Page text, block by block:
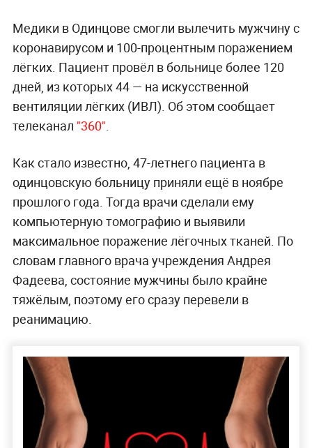
Медики в Одинцове смогли вылечить мужчину с
коронавирусом и 100-процентным поражением
лёгких. Пациент провёл в больнице более 120
дней, из которых 44 — на искусственной
вентиляции лёгких (ИВЛ). Об этом сообщает
телеканал "360"
Как стало известно, 47-летнего пациента в
одинцовскую больницу приняли ещё в ноябре
прошлого года. Тогда врачи сделали ему
компьютерную томографию и выявили
максимальное поражение лёгочных тканей. По
словам главного врача учреждения Андрея
Фадеева, состояние мужчины было крайне
тяжёлым, поэтому его сразу перевели в
реанимацию.